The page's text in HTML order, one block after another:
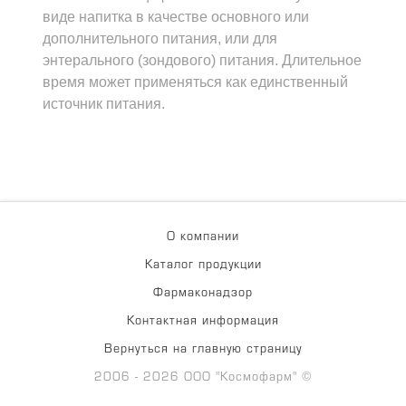
виде напитка в качестве основного или
дополнительного питания, или для
энтерального (зондового) питания. Длительное
время может применяться как единственный
источник питания.
О компании
Каталог продукции
Фармаконадзор
Контактная информация
Вернуться на главную страницу
2006 - 2026 ООО "Космофарм" ©